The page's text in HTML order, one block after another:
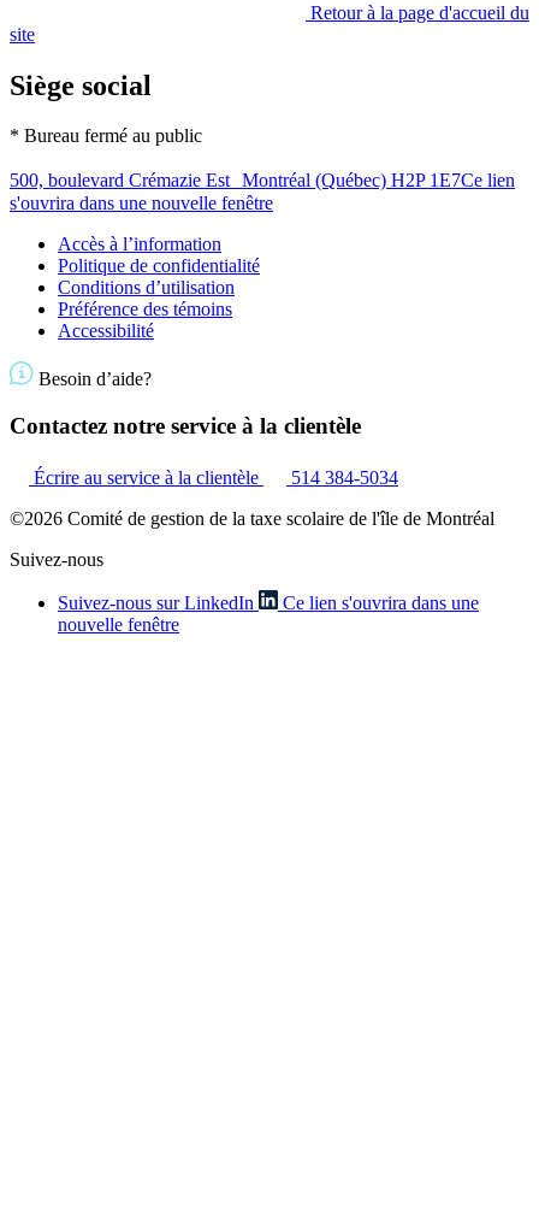
Retour à la page d'accueil du
site
Siège social
* Bureau fermé au public
500, boulevard Crémazie Est Montréal (Québec) H2P 1E7Ce lien
s'ouvrira dans une nouvelle fenêtre
Accès à l’information
Politique de confidentialité
Conditions d’utilisation
Préférence des témoins
Accessibilité
Besoin d’aide?
Contactez notre service à la clientèle
Écrire au service à la clientèle
514 384-5034
©2026 Comité de gestion de la taxe scolaire de l'île de Montréal
Suivez-nous
Suivez-nous sur LinkedIn
Ce lien s'ouvrira dans une
nouvelle fenêtre